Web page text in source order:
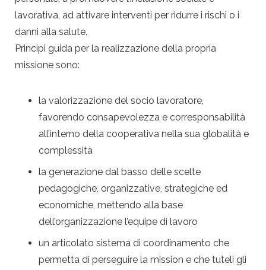
lavorativa, ad attivare interventi per ridurre i rischi o i
danni alla salute.
Principi guida per la realizzazione della propria
missione sono:
la valorizzazione del socio lavoratore,
favorendo consapevolezza e corresponsabilità
all’interno della cooperativa nella sua globalità e
complessità
la generazione dal basso delle scelte
pedagogiche, organizzative, strategiche ed
economiche, mettendo alla base
dell’organizzazione l’equipe di lavoro
un articolato sistema di coordinamento che
permetta di perseguire la mission e che tuteli gli